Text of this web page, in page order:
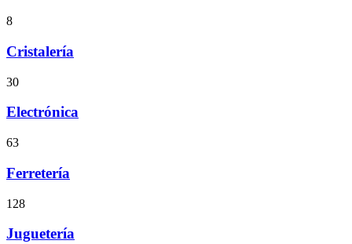
8
Cristalería
30
Electrónica
63
Ferretería
128
Juguetería